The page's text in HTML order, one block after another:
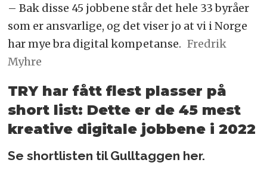
– Bak disse 45 jobbene står det hele 33 byråer
som er ansvarlige, og det viser jo at vi i Norge
har mye bra digital kompetanse. Fredrik
Myhre
TRY har fått flest plasser på
short list: Dette er de 45 mest
kreative digitale jobbene i 2022
Se shortlisten til Gulltaggen her.